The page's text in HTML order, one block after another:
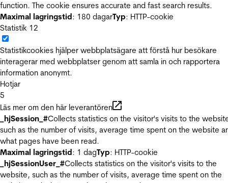
function. The cookie ensures accurate and fast search results.
Maximal lagringstid: 180 dagarTyp: HTTP-cookie
Statistik 12
Statistikcookies hjälper webbplatsägare att förstå hur besökare
interagerar med webbplatser genom att samla in och rapportera
information anonymt.
Hotjar
5
Läs mer om den här leverantören
_hjSession_#Collects statistics on the visitor's visits to the
such as the number of visits, average time spent on the website
what pages have been read.
Maximal lagringstid: 1 dagTyp: HTTP-cookie
_hjSessionUser_#Collects statistics on the visitor's visits to the
website, such as the number of visits, average time spent on the